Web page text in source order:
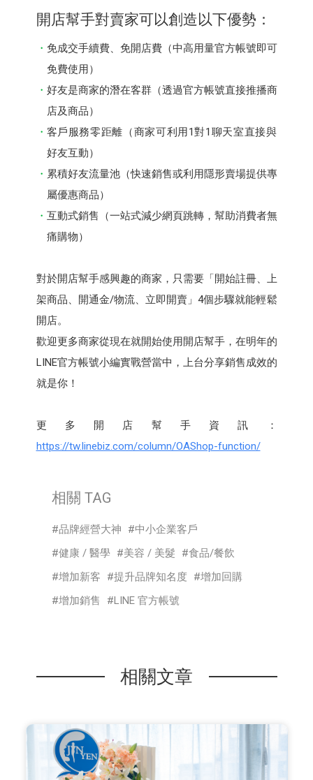
開店幫⼿對賣家可以創造以下優勢：
免成交⼿續費、免開店費（中⾼⽤量官⽅帳號即可
免費使用）
好友是商家的潛在客群（透過官⽅帳號直接推播商
店及商品）
客⼾服務零距離（商家可利用1對1聊天室直接與
好友互動）
累積好友流量池（快速銷售或利用隱形賣場提供專
屬優惠商品）
互動式銷售（一站式減少網頁跳轉，幫助消費者無
痛購物）
對於開店幫⼿感興趣的商家，只需要「開始註冊、上
架商品、開通⾦/物流、立即開賣」4個步驟就能輕鬆
開店。
歡迎更多商家從現在就開始使用開店幫⼿，在明年的
LINE官方帳號小編實戰營當中，上台分享銷售成效的
就是你！
更多開店幫⼿資訊：
https://tw.linebiz.com/column/OAShop-function/
相關 TAG
品牌經營大神
中小企業客戶
健康 / 醫學
美容 / 美髮
食品/餐飲
增加新客
提升品牌知名度
增加回購
增加銷售
LINE 官方帳號
相關文章